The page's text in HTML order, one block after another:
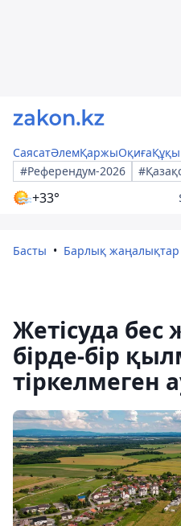
СаясатӘлемҚаржыОқиға
#Референдум-2026
+33°
Басты Барлық жаңалықтар
Жетісуда бес
бірде-бір
тіркелмеген